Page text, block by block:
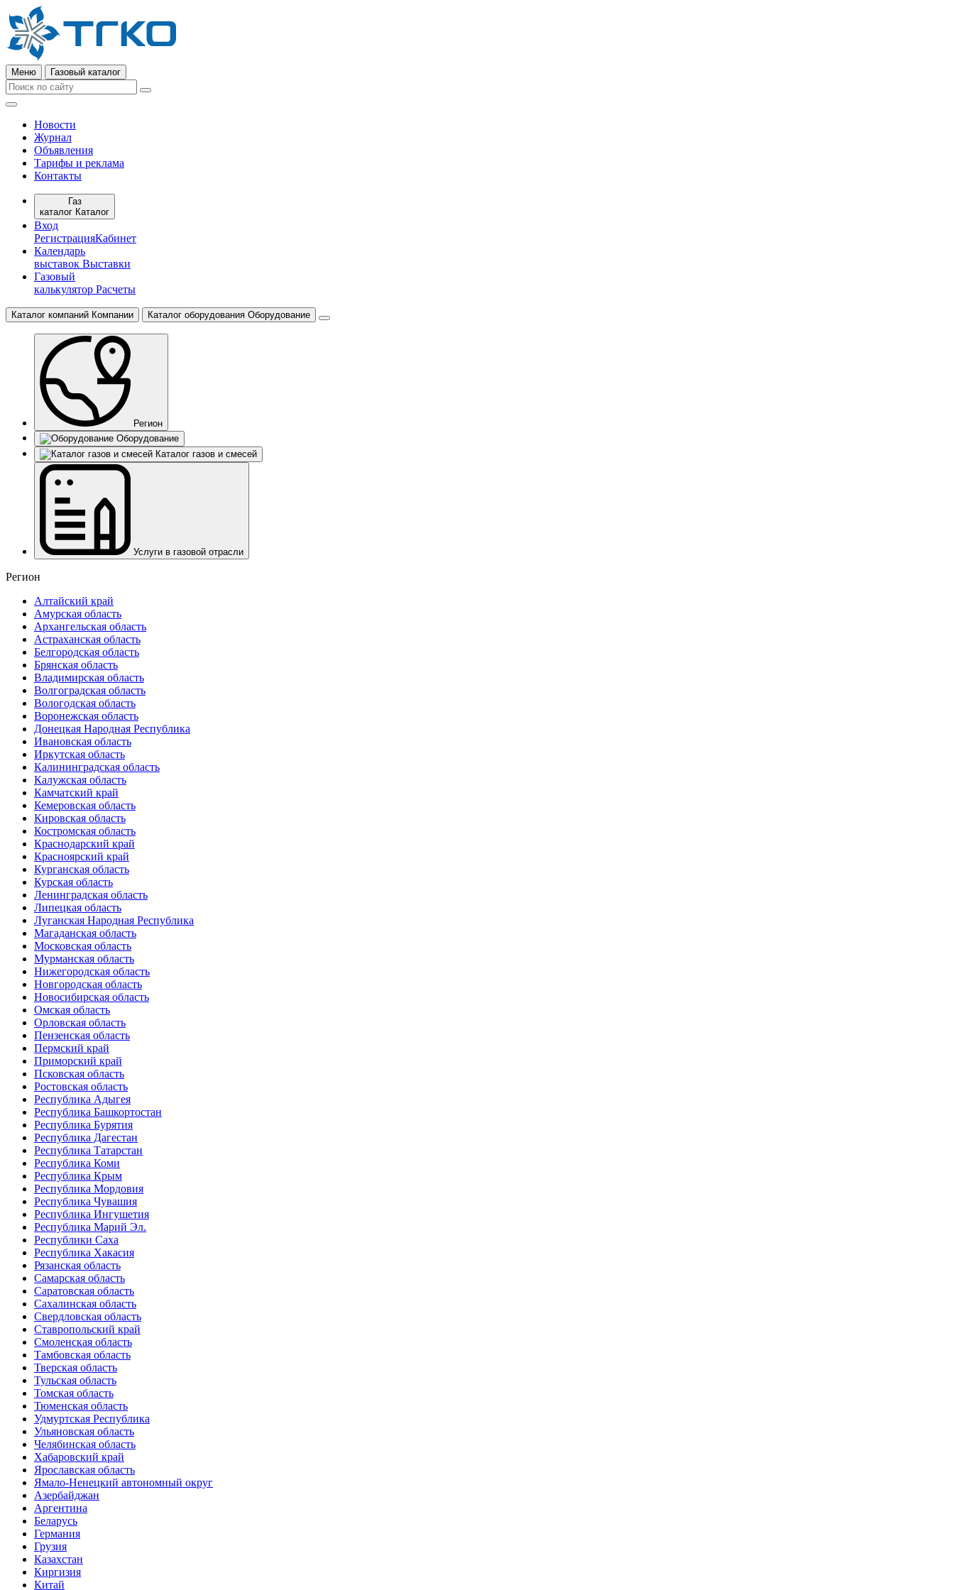
Меню Газовый каталог
Новости
Журнал
Объявления
Тарифы и реклама
Контакты
Газ
каталог Каталог
Вход
РегистрацияКабинет
Календарь
выставок Выставки
Газовый
калькулятор Расчеты
Каталог компаний Компании Каталог оборудования Оборудование
Регион
Оборудование
Каталог газов и смесей
Услуги в газовой отрасли
Регион
Алтайский край
Амурская область
Архангельская область
Астраханская область
Белгородская область
Брянская область
Владимирская область
Волгоградская область
Вологодская область
Воронежская область
Донецкая Народная Республика
Ивановская область
Иркутская область
Калининградская область
Калужская область
Камчатский край
Кемеровская область
Кировская область
Костромская область
Краснодарский край
Красноярский край
Курганская область
Курская область
Ленинградская область
Липецкая область
Луганская Народная Республика
Магаданская область
Московская область
Мурманская область
Нижегородская область
Новгородская область
Новосибирская область
Омская область
Орловская область
Пензенская область
Пермский край
Приморский край
Псковская область
Ростовская область
Республика Адыгея
Республика Башкортостан
Республика Бурятия
Республика Дагестан
Республика Татарстан
Республика Коми
Республика Крым
Республика Мордовия
Республика Чувашия
Республика Ингушетия
Республика Марий Эл.
Республики Саха
Республика Хакасия
Рязанская область
Самарская область
Саратовская область
Сахалинская область
Свердловская область
Ставропольский край
Смоленская область
Тамбовская область
Тверская область
Тульская область
Томская область
Тюменская область
Удмуртская Республика
Ульяновская область
Челябинская область
Хабаровский край
Ярославская область
Ямало-Ненецкий автономный округ
Азербайджан
Аргентина
Беларусь
Германия
Грузия
Казахстан
Киргизия
Китай